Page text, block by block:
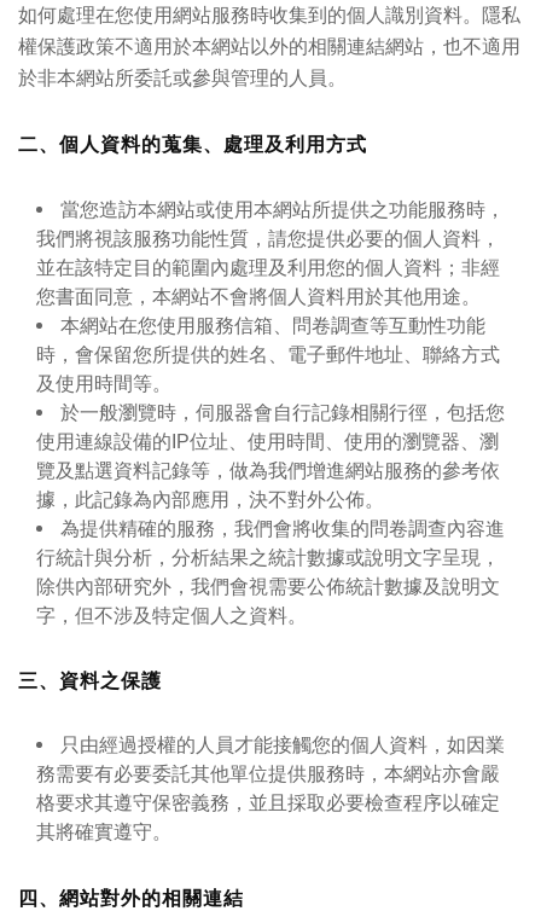
如何處理在您使用網站服務時收集到的個人識別資料。隱私
權保護政策不適用於本網站以外的相關連結網站，也不適用
於非本網站所委託或參與管理的人員。
二、個人資料的蒐集、處理及利用方式
當您造訪本網站或使用本網站所提供之功能服務時，
我們將視該服務功能性質，請您提供必要的個人資料，
並在該特定目的範圍內處理及利用您的個人資料；非經
您書面同意，本網站不會將個人資料用於其他用途。
本網站在您使用服務信箱、問卷調查等互動性功能
時，會保留您所提供的姓名、電子郵件地址、聯絡方式
及使用時間等。
於一般瀏覽時，伺服器會自行記錄相關行徑，包括您
使用連線設備的IP位址、使用時間、使用的瀏覽器、瀏
覽及點選資料記錄等，做為我們增進網站服務的參考依
據，此記錄為內部應用，決不對外公佈。
為提供精確的服務，我們會將收集的問卷調查內容進
行統計與分析，分析結果之統計數據或說明文字呈現，
除供內部研究外，我們會視需要公佈統計數據及說明文
字，但不涉及特定個人之資料。
三、資料之保護
只由經過授權的人員才能接觸您的個人資料，如因業
務需要有必要委託其他單位提供服務時，本網站亦會嚴
格要求其遵守保密義務，並且採取必要檢查程序以確定
其將確實遵守。
四、網站對外的相關連結